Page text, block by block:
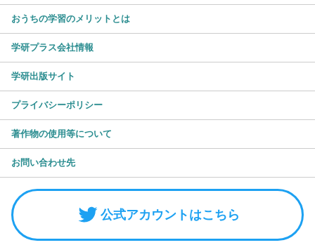
おうちの学習のメリットとは
学研プラス会社情報
学研出版サイト
プライバシーポリシー
著作物の使用等について
お問い合わせ先
公式アカウントはこちら